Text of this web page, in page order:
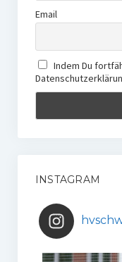
Email
Indem Du
INSTAGRAM